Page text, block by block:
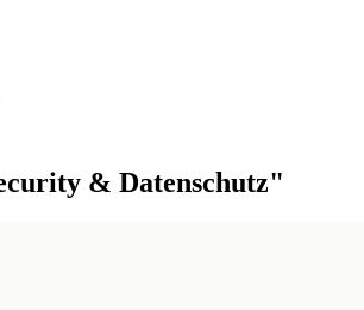
& Datenschutz"